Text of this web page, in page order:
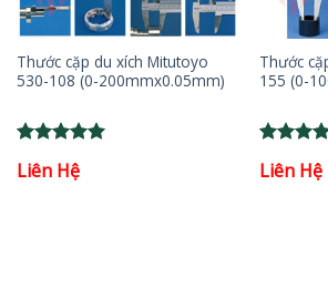
Thước cặp du xích Mitutoyo
530-108 (0-200mmx0.05mm)
out of 5
Liên Hệ
Thước
155 (0-
out of 5
Liên Hệ